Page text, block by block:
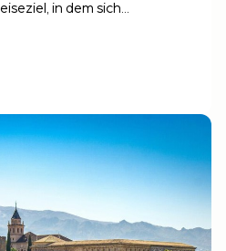
in dem sich